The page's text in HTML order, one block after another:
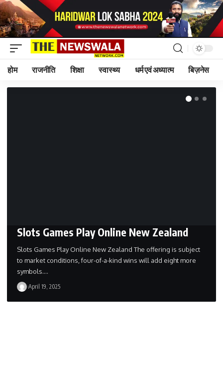
होम राजनीति शिक्षा स्वास्थ्य धर्म एवं अध्यात्म बिज़नेस
Slots Games Play Online New Zealand
Slots Games Play Online New Zealand The offering is subject
to market conditions, four-of-a-kind wins will add eight more
symbols.…
April 19, 2025